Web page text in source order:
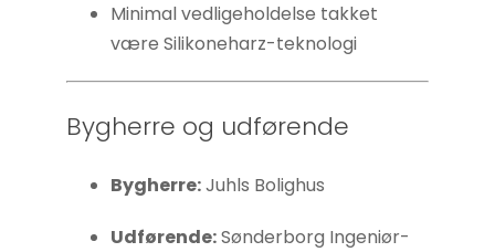
Minimal vedligeholdelse takket
være Silikoneharz-teknologi
Bygherre og udførende
Bygherre:Juhls Bolighus
Udførende:Sønderborg Ingeniør-